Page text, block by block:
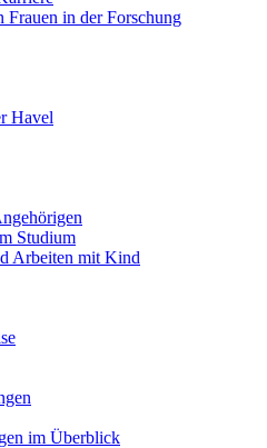
Frauen in der Forschung
Havel
Studium
Arbeiten mit Kind
im Überblick